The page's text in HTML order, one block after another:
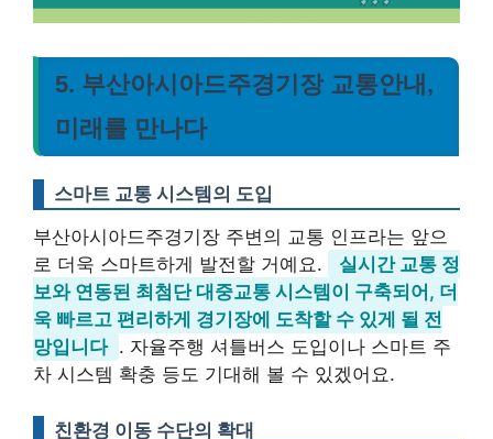
5. 부산아시아드주경기장 교통안내,
미래를 만나다
스마트 교통 시스템의 도입
부산아시아드주경기장 주변의 교통 인프라는 앞으
로 더욱 스마트하게 발전할 거예요.
실시간 교통 정
보와 연동된 최첨단 대중교통 시스템이 구축되어, 더
욱 빠르고 편리하게 경기장에 도착할 수 있게 될 전
망입니다 . 자율주행 셔틀버스 도입이나 스마트 주
차 시스템 확충 등도 기대해 볼 수 있겠어요.
친환경 이동 수단의 확대